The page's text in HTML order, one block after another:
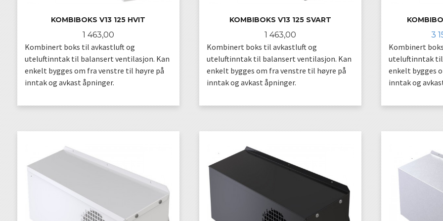
KOMBIBOKS V13 125 HVIT
Pris
1 463,00
KJØP
Kombinert boks til avkastluft og
uteluftinntak til balansert ventilasjon. Kan
enkelt bygges om fra venstre til høyre på
inntak og avkast åpninger.
KOMBIBOKS V13 125 SVART
Pris
1 463,00
KJØP
Kombinert boks til avkastluft og
uteluftinntak til balansert ventilasjon. Kan
enkelt bygges om fra venstre til høyre på
inntak og avkast åpninger.
3
Kombinert
uteluftinntak til
enkelt bygges
inntak og